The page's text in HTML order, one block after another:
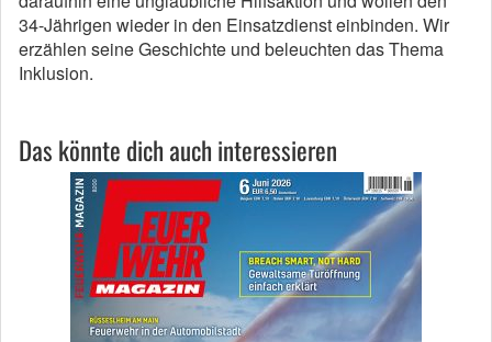
34-Jährigen wieder in den Einsatzdienst einbinden. Wir
erzählen seine Geschichte und beleuchten das Thema
Inklusion.
Das könnte dich auch interessieren